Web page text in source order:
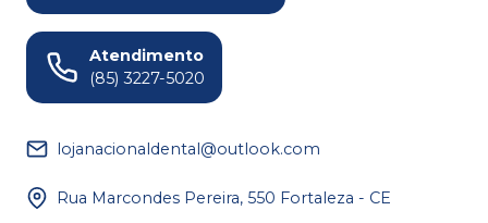
Atendimento
(85) 3227-5020
lojanacionaldental@outlook.com
Rua Marcondes Pereira, 550 Fortaleza - CE